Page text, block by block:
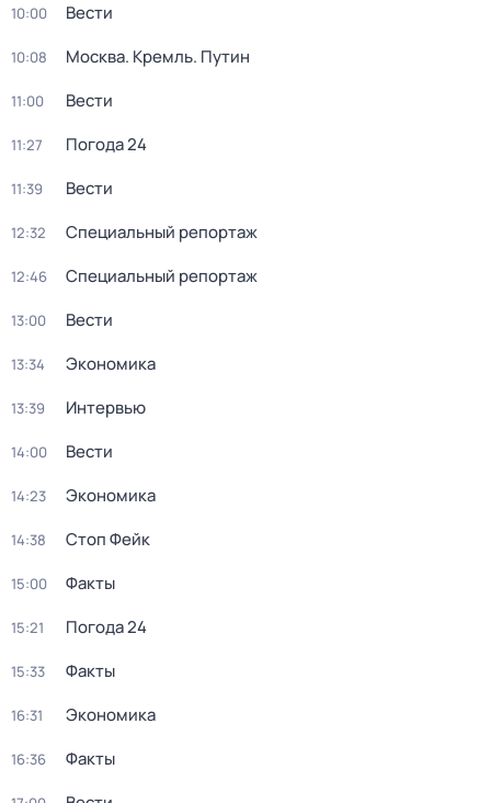
10:00 Вести
10:08 Москва. Кремль. Путин
11:00 Вести
11:27 Погода 24
11:39 Вести
12:32 Специальный репортаж
12:46 Специальный репортаж
13:00 Вести
13:34 Экономика
13:39 Интервью
14:00 Вести
14:23 Экономика
14:38 Стоп Фейк
15:00 Факты
15:21 Погода 24
15:33 Факты
16:31 Экономика
16:36 Факты